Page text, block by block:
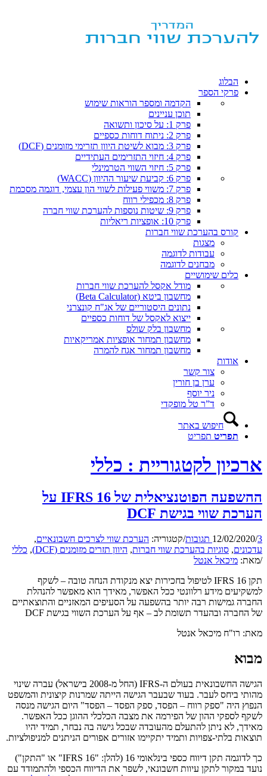
הבלוג
פרקי הספר
הקדמה ומספר הוראות שימוש
תוכן עניינים
פרק 1: על סיכון ותשואה
פרק 2: ניתוח דוחות כספיים
פרק 3: מבוא לשיטת היוון תזרימי מזומנים (DCF)
פרק 4: חיזוי התזרימים העתידיים
פרק 5: חיזוי השווי הטרמינלי
פרק 6: קביעת שיעור ההיוון (WACC)
פרק 7: משווי פעילות לשווי הון עצמי, דוגמה מסכמת
פרק 8: מכפילי רווח
פרק 9: שיטות נוספות להערכת שווי חברה
פרק 10: אופציות ריאליות
קורס בהערכת שווי חברות
מצגות
עבודות לדוגמה
מבחנים לדוגמה
כלים שימושיים
מודל אקסל להערכת שווי חברות
מחשבון ביטא (Beta Calculator)
נתונים היסטוריים של אג"ח קונצרני
ייצוא לאקסל של דוחות כספיים
מחשבון בלק שולס
מחשבון תמחור אופציות אמריקאיות
מחשבון תמחור אגח להמרה
אודות
צור קשר
ערן בן חורין
ניר יוסף
ד”ר טל מופקדי
חיפוש באתר
תפריט תפריט
ארכיון לקטגוריית : כללי
ההשפעה הפוטנציאלית של IFRS 16 על
הערכת שווי בגישת DCF
12/02/2020/3 תגובות /קטגוריה: הערכת שווי לצרכים חשבונאיים,
עדכונים, סוגיות בהערכת שווי חברות, היוון תזרים מזומנים (DCF) , כללי
/מאת: מיכאל אנטל
תקן IFRS 16 לטיפול בחכירות יצא מנקודת הנחה טובה – לשקף
למשקיעים מידע רלוונטי ככל האפשר, מאידך הוא מאפשר להנהלת
החברה גמישות רבה יותר בהשפעה על הסעיפים המאזניים והתוצאתיים
של החברה ובהעדר תשומת לב – אף על הערכת השווי בגישת DCF
מאת: רו"ח מיכאל אנטל
מבוא
הגישה החשבונאית בעולם ה-IFRS (החל מ-2008 בישראל) עברה שינוי
מהותי ביחס לעבר. בעוד שבעבר הגישה הייתה שמרנות קיצונית והמשפט
הנפוץ היה "ספק רווח – הפסד, ספק הפסד – הפסד" היום הגישה מנסה
לשקף לספקי ההון של הפירמה את מצבה הכלכלי ההוגן ככל האפשר.
מאידך, לא ניתן להתעלם מהעובדה שבכל גישה בה נבחר, תמיד יהיו
תוצאות בלתי-צפויות ותמיד יתקיימו אזורים אפורים הניתנים למניפולציות.
כך לדוגמה תקן דיווח כספי בינלאומי 16 (להלן: "IFRS 16" או "התקן")
נועד במקור לתקן עיוות חשבונאי, לשפר את הדיווח הכספי ולהתמודד עם